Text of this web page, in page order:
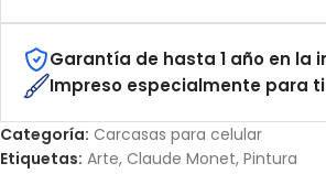
Garantía de hasta 1 año en la
Impreso especialmente para
Categoría: Carcasas para celular
Etiquetas: Arte, Claude Monet, Pintura